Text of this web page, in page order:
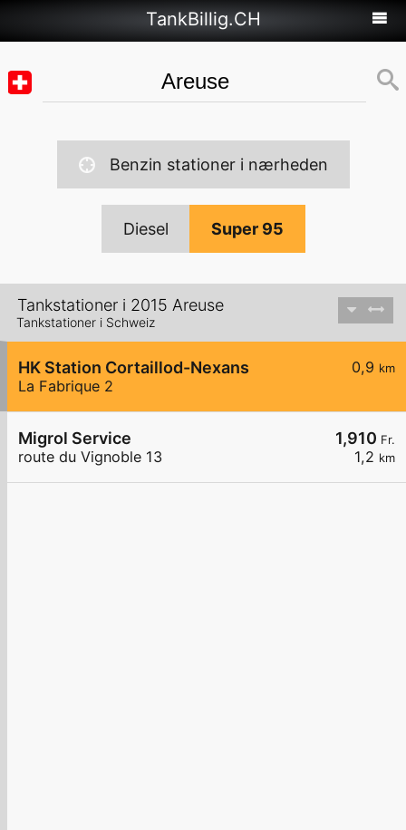
TankBillig.CH
Benzin stationer i nærheden
Diesel Super 95
Tankstationer i 2015 Areuse
Tankstationer i Schweiz
0,9 km
HK Station Cortaillod-Nexans
La Fabrique 2
1,910 Fr.
1,2 km
Migrol Service
route du Vignoble 13